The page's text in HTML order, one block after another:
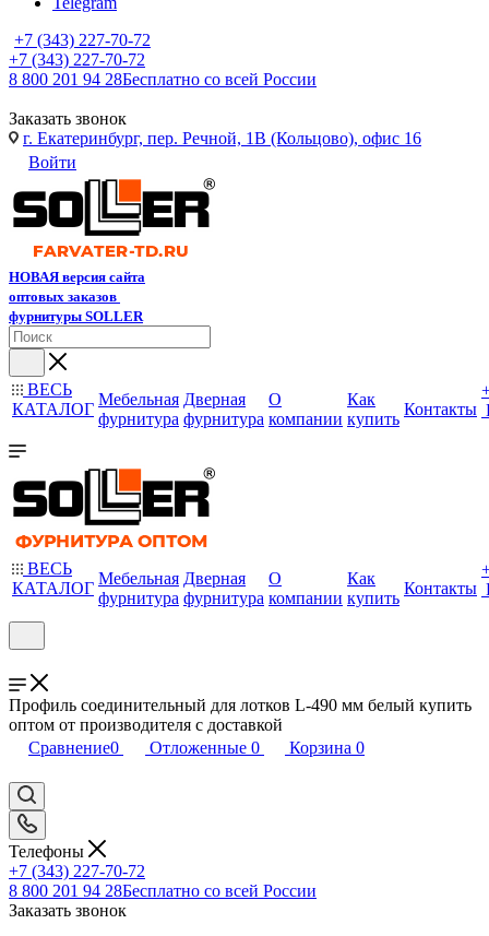
+7 (343) 227-70-72
+7 (343) 227-70-72
8 800 201 94 28Бесплатно со всей России
Заказать звонок
г. Екатеринбург, пер. Речной, 1В (Кольцово), офис 16
Войти
НОВАЯ версия сайта
оптовых заказов
фурнитуры SOLLER
ВЕСЬ
КАТАЛОГ
Мебельная
фурнитура
Дверная
фурнитура
О
компании
Как
купить
Контакты
ВЕСЬ
КАТАЛОГ
Мебельная
фурнитура
Дверная
фурнитура
О
компании
Как
купить
Контакты
Профиль соединительный для лотков L-490 мм белый купить
оптом от производителя с доставкой
Сравнение0 Отложенные 0 Корзина 0
Телефоны
+7 (343) 227-70-72
8 800 201 94 28Бесплатно со всей России
Заказать звонок